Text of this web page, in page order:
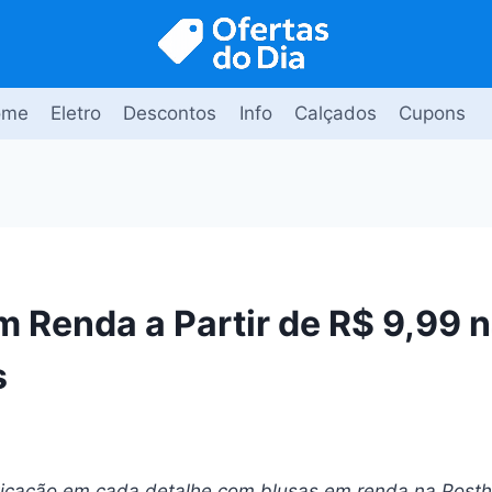
Eletro Descontos Info Calçados Cupons
Renda a Partir de R$ 9,99